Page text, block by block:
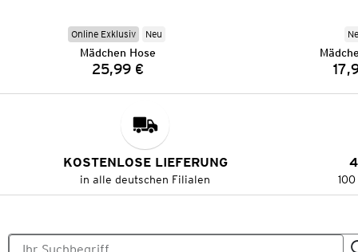
Online Exklusiv Neu
Mädchen Hose
Preis:
25,99 €
KOSTENLOSE LIEFERUNG
in alle deutschen Filialen